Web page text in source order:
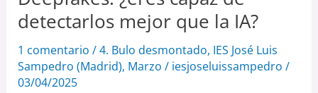
detectarlos mejor que la IA?
1 comentario /4. Bulo desmontado, IES José Luis
Sampedro (Madrid), Marzo / iesjoseluissampedro /
03/04/2025